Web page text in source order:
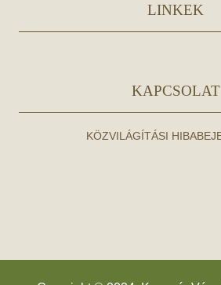
LINKEK
KAPCSOLAT
KÖZVILÁGÍTÁSI